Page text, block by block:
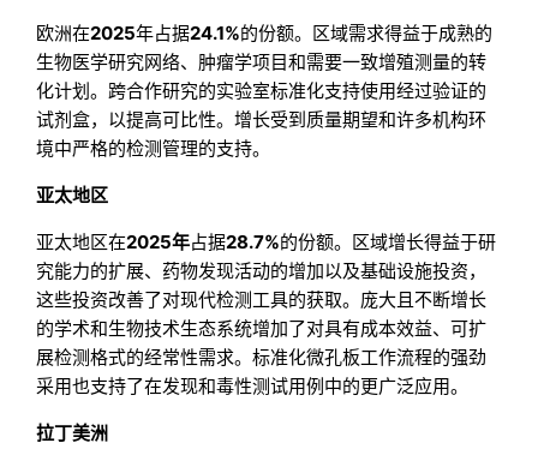
欧洲在2025年占据24.1%的份额。区域需求得益于成熟的
生物医学研究网络、肿瘤学项目和需要一致增殖测量的转
化计划。跨合作研究的实验室标准化支持使用经过验证的
试剂盒，以提高可比性。增长受到质量期望和许多机构环
境中严格的检测管理的支持。
亚太地区
亚太地区在2025年占据28.7%的份额。区域增长得益于研
究能力的扩展、药物发现活动的增加以及基础设施投资，
这些投资改善了对现代检测工具的获取。庞大且不断增长
的学术和生物技术生态系统增加了对具有成本效益、可扩
展检测格式的经常性需求。标准化微孔板工作流程的强劲
采用也支持了在发现和毒性测试用例中的更广泛应用。
拉丁美洲